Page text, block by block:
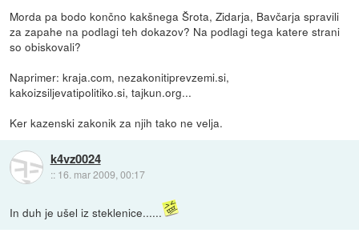
Morda pa bodo končno kakšnega Šrota, Zidarja, Bavčarja spravili
za zapahe na podlagi teh dokazov? Na podlagi tega katere strani
so obiskovali?
Naprimer: kraja.com, nezakonitiprevzemi.si,
kakoizsiljevatipolitiko.si, tajkun.org...
Ker kazenski zakonik za njih tako ne velja.
k4vz0024
:: 16. mar 2009, 00:17
In duh je ušel iz steklenice......